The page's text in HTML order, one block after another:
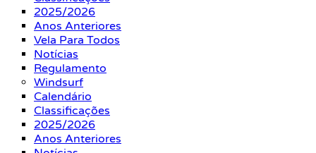
2025/2026
Anos Anteriores
Vela Para Todos
Notícias
Regulamento
Windsurf
Calendário
Classificações
2025/2026
Anos Anteriores